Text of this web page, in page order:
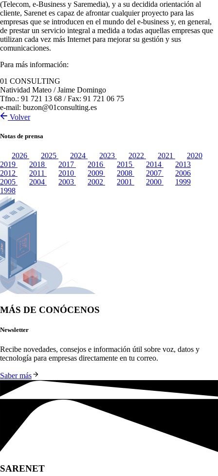
(Telecom, e-Business y Saremedia), y a su decidida orientación al
cliente, Sarenet es capaz de afrontar cualquier proyecto para las
empresas que se introducen en el mundo del e-business y, en general,
de prestar un servicio integral a medida a todas aquellas empresas que
utilizan cada vez más Internet para mejorar su gestión y sus
comunicaciones.
Para más información:
01 CONSULTING
Natividad Mateo / Jaime Domingo
Tfno.: 91 721 13 68 / Fax: 91 721 06 75
e-mail: buzon@01consulting.es
Volver
Notas de prensa
2026 2025 2024 2023 2022 2021
2020
2019
2018 2017 2016 2015 2014
2013
2012
2011 2010 2009 2008 2007
2006
2005
2004 2003 2002 2001 2000
1999
1998
MÁS DE CONÓCENOS
Newsletter
Recibe novedades, consejos e información útil sobre voz, datos y
tecnología para empresas directamente en tu correo.
Saber más
SARENET